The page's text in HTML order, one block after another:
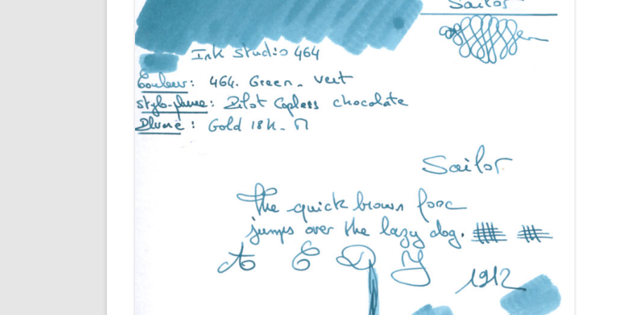
ENCRES MARRONS
ENCRES ORANGES
ENCRES ROSES
ENCRES ROUGES
COLORVERSE
CONWAY STEWART
DE ATRAMENTIS
DIAMINE
EDELBERG
EDELSTEIN
FERRIS WHEEL PRESS
FRANKLIN-CHRISTOPH
GRAF VON FABER-CASTELL
COMPARATIFS LIE DE VIN
COMPARATIFS ORANGES